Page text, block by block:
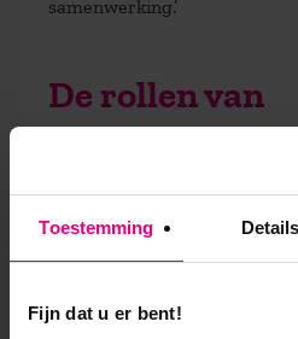
Toestemming Details
Fijn dat u er bent!
samenwerking.’
De rollen van
veranderingsprocessen,
Hij somt de rollen op die
betekenis kunt geven aan de